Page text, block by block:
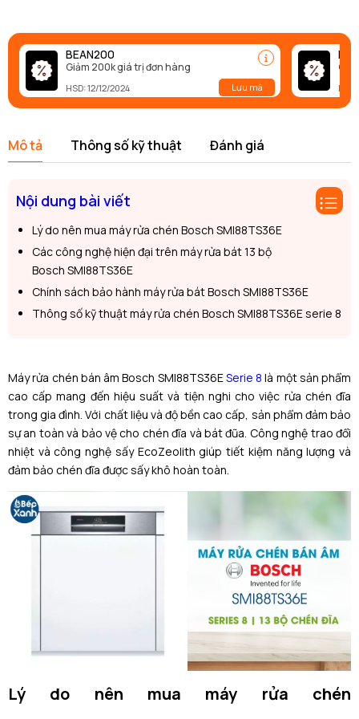
BEAN200
Giảm 200k giá trị đơn hàng
HSD: 12/12/2024 Lưu mã
Mô tả Thông số kỹ thuật Đánh giá
Nội dung bài viết
Lý do nên mua máy rửa chén Bosch SMI88TS36E
Các công nghệ hiện đại trên máy rửa bát 13 bộ
Bosch SMI88TS36E
Chính sách bảo hành máy rửa bát Bosch SMI88TS36E
Thông số kỹ thuật máy rửa chén Bosch SMI88TS36E serie 8
Máy rửa chén bán âm Bosch SMI88TS36ESerie 8 là một sản phẩm
cao cấp mang đến hiệu suất và tiện nghi cho việc rửa chén đĩa
trong gia đình. Với chất liệu và độ bền cao cấp, sản phẩm đảm bảo
sự an toàn và bảo vệ cho chén đĩa và bát đũa. Công nghệ trao đổi
nhiệt và công nghệ sấy EcoZeolith giúp tiết kiệm năng lượng và
đảm bảo chén đĩa được sấy khô hoàn toàn.
Lý do nên mua máy rửa chén